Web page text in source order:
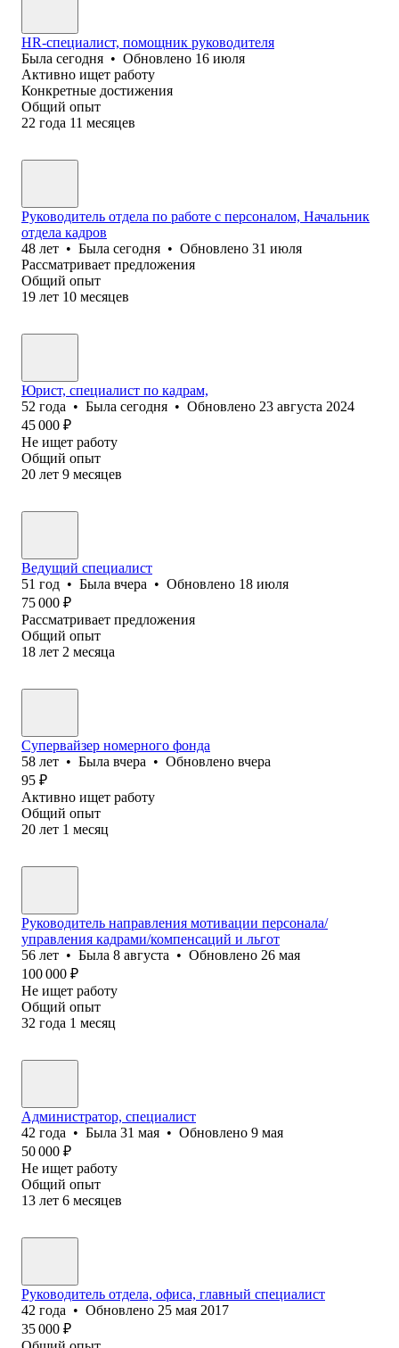
HR-специалист, помощник руководителя
Была сегодня • Обновлено 16 июля
Активно ищет работу
Конкретные достижения
Общий опыт
22 года 11 месяцев
Руководитель отдела по работе с персоналом, Начальник
отдела кадров
48 лет • Была сегодня • Обновлено 31 июля
Рассматривает предложения
Общий опыт
19 лет 10 месяцев
Юрист, специалист по кадрам,
52 года • Была сегодня • Обновлено 23 августа 2024
45 000 ₽
Не ищет работу
Общий опыт
20 лет 9 месяцев
Ведущий специалист
51 год • Была вчера • Обновлено 18 июля
75 000 ₽
Рассматривает предложения
Общий опыт
18 лет 2 месяца
Супервайзер номерного фонда
58 лет • Была вчера • Обновлено вчера
95 ₽
Активно ищет работу
Общий опыт
20 лет 1 месяц
Руководитель направления мотивации персонала/
управления кадрами/компенсаций и льгот
56 лет • Была 8 августа • Обновлено 26 мая
100 000 ₽
Не ищет работу
Общий опыт
32 года 1 месяц
Администратор, специалист
42 года • Была 31 мая • Обновлено 9 мая
50 000 ₽
Не ищет работу
Общий опыт
13 лет 6 месяцев
Руководитель отдела, офиса, главный специалист
42 года • Обновлено 25 мая 2017
35 000 ₽